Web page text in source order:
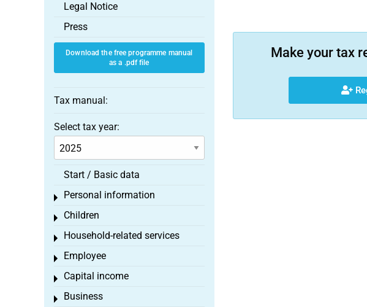
Make your tax
Legal Notice
Press
Download the free programme manual
as a .pdf file
Tax manual:
Select tax year:
Start / Basic data
Personal information
Toggle menu
Children
Toggle menu
Household-related services
Toggle menu
Employee
Toggle menu
Capital income
Toggle menu
Business
Toggle menu